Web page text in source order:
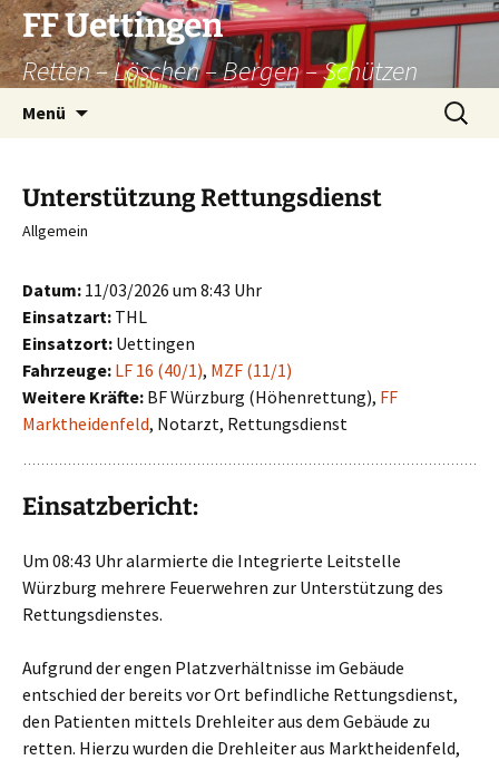
Zum
Inhalt
springen
FF Uettingen
Retten – Löschen – Bergen – Schützen
Menü
Suchen
nach:
Unterstützung Rettungsdienst
Allgemein
Datum: 11/03/2026 um 8:43 Uhr
Einsatzart: THL
Einsatzort: Uettingen
Fahrzeuge: LF 16 (40/1), MZF (11/1)
Weitere Kräfte: BF Würzburg (Höhenrettung), FF
Marktheidenfeld, Notarzt, Rettungsdienst
Einsatzbericht:
Um 08:43 Uhr alarmierte die Integrierte Leitstelle
Würzburg mehrere Feuerwehren zur Unterstützung des
Rettungsdienstes.
Aufgrund der engen Platzverhältnisse im Gebäude
entschied der bereits vor Ort befindliche Rettungsdienst,
den Patienten mittels Drehleiter aus dem Gebäude zu
retten. Hierzu wurden die Drehleiter aus Marktheidenfeld,